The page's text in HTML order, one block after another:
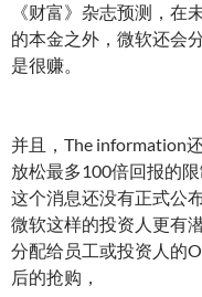
《财富》杂志预测，在
的本金之外，微软还会
是很赚。
并且，The information
放松最多100倍回报的
这个消息还没有正式公
微软这样的投资人更有
分配给员工或投资人的
后的抢购，